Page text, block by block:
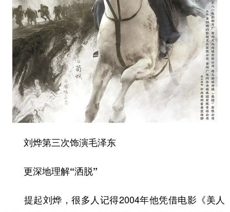
刘烨第三次饰演毛泽东
更深地理解“洒脱”
提起刘烨，很多人记得2004年他凭借电影《美人